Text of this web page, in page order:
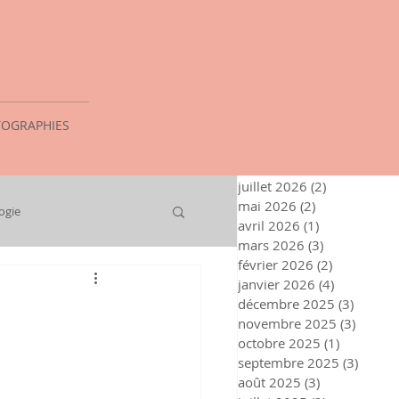
juillet 2026 (2)
mai 2026 (2)
avril 2026 (1)
mars 2026 (3)
février 2026 (2)
janvier 2026 (4)
décembre 2025 (3)
novembre 2025 (3)
octobre 2025 (1)
septembre 2025 (3)
août 2025 (3)